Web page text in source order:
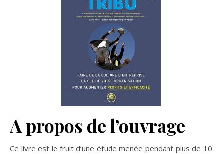
A propos de l’ouvrage
Ce livre est le fruit d’une étude menée pendant plus de 10